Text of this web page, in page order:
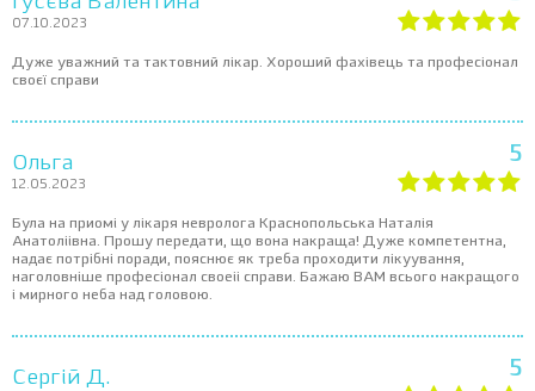
07.10.2023
Дуже уважний та тактовний лікар. Хороший фахівець та професіонал
своєї справи
Ольга
12.05.2023
5
Була на приомі у лікаря невролога Краснопольська Наталія
Анатоліівна. Прошу передати, що вона накраща! Дуже компетентна,
надає потрібні поради, пояснює як треба проходити лікуування,
наголовніше професіонал своеіі справи. Бажаю ВАМ всього накращого
і мирного неба над головою.
Сергій Д. 5